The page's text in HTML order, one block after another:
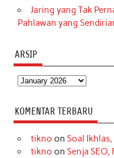
Jaring yang Tak
Pahlawan yang
ARSIP
Arsip
KOMENTAR TERBARU
tikno on Soal
tikno on Senja SEO,